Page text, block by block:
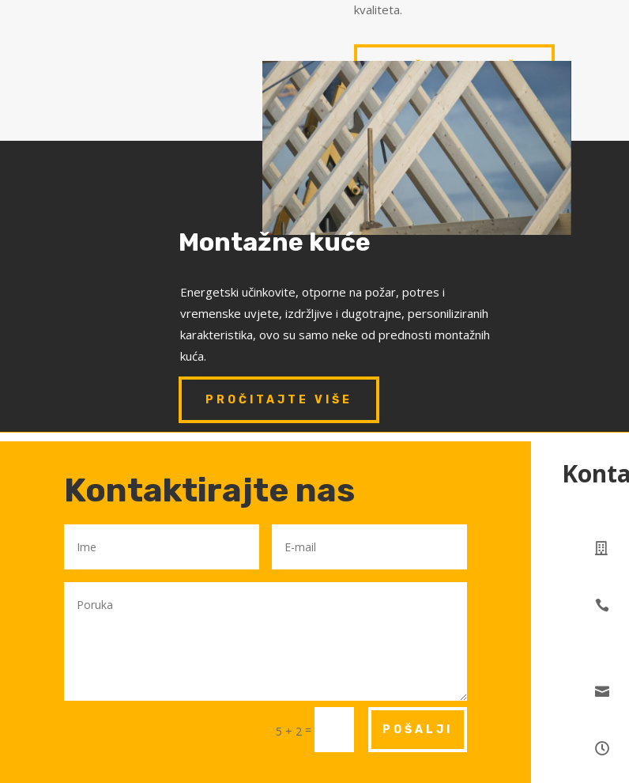
kvaliteta.
PROČITAJTE VIŠE
Montažne kuće
Energetski učinkovite, otporne na požar, potres i
vremenske uvjete, izdržljive i dugotrajne, personiliziranih
karakteristika, ovo su samo neke od prednosti montažnih
kuća.
PROČITAJTE VIŠE
Kontaktirajte nas
5 + 2 = POŠALJI



